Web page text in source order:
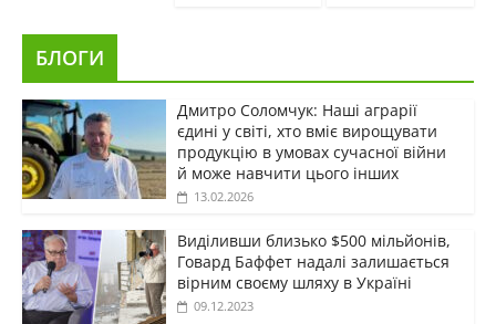
БЛОГИ
Дмитро Соломчук: Наші аграрії
єдині у світі, хто вміє вирощувати
продукцію в умовах сучасної війни
й може навчити цього інших
13.02.2026
Виділивши близько $500 мільйонів,
Говард Баффет надалі залишається
вірним своєму шляху в Україні
09.12.2023